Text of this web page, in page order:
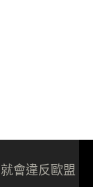
會違反歐盟